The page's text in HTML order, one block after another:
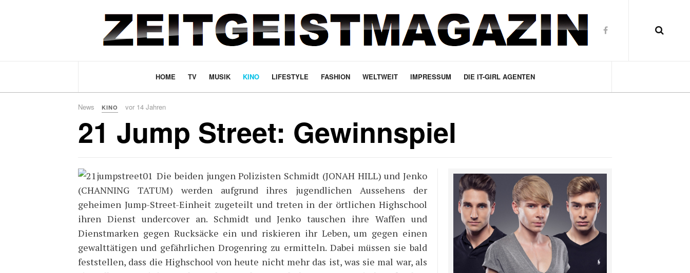
HOME TV MUSIK KINO LIFESTYLE FASHION WELTWEIT IMPRESSUM DIE IT-GIRL AGENTEN
News KINO vor 14 Jahren
21 Jump Street: Gewinnspiel
Die beiden jungen Polizisten Schmidt (JONAH HILL) und Jenko
(CHANNING TATUM) werden aufgrund ihres jugendlichen Aussehens der
geheimen Jump-Street-Einheit zugeteilt und treten in der örtlichen Highschool
ihren Dienst undercover an. Schmidt und Jenko tauschen ihre Waffen und
Dienstmarken gegen Rucksäcke ein und riskieren ihr Leben, um gegen einen
gewalttätigen und gefährlichen Drogenring zu ermitteln. Dabei müssen sie bald
feststellen, dass die Highschool von heute nicht mehr das ist, was sie mal war, als